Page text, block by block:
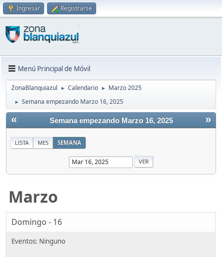
Ingresar Registrarse
Menú Principal de Móvil
ZonaBlanquiazul ► Calendario ► Marzo 2025
► Semana empezando Marzo 16, 2025
« »
Semana empezando Marzo 16, 2025
LISTA MES SEMANA
Marzo
Domingo - 16